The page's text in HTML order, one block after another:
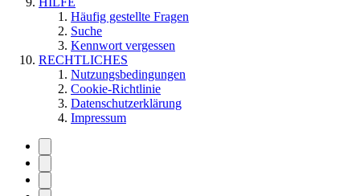
Häufig gestellte Fragen
Suche
Kennwort vergessen
RECHTLICHES
Nutzungsbedingungen
Cookie-Richtlinie
Datenschutzerklärung
Impressum